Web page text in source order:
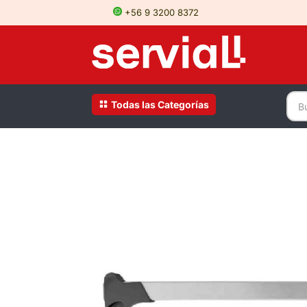
+56 9 3200 8372
Todas las Categorías